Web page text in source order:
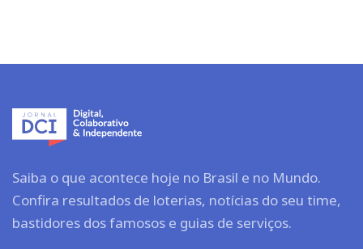
Saiba o que acontece hoje no Brasil e no Mundo.
Confira resultados de loterias, notícias do seu time,
bastidores dos famosos e guias de serviços.